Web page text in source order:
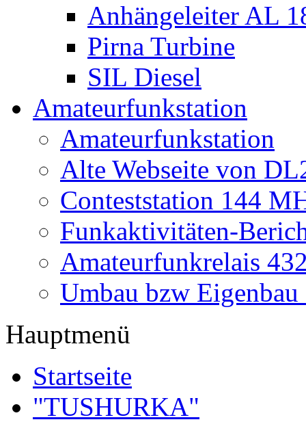
Anhängeleiter AL
Pirna Turbine
SIL Diesel
Amateurfunkstation
Amateurfunkstation
Alte Webseite von
Conteststation 144
Funkaktivitäten-
Amateurfunkrelais
Umbau bzw
Hauptmenü
Startseite
"TUSHURKA"